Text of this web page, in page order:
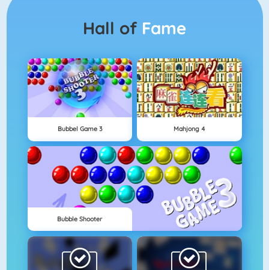
Hall of Fame
Bubbel Game 3 Mahjong 4
Bubble Shooter